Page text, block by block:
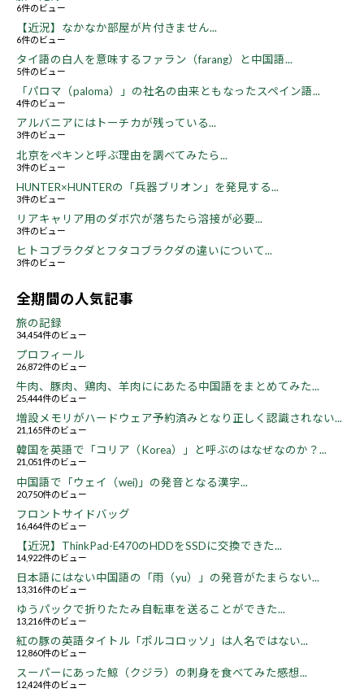
6件のビュー
【近況】なかなか部屋が片付きません...
6件のビュー
タイ語の白人を意味するファラン（farang）と中国語...
5件のビュー
「パロマ（paloma）」の社名の由来ともなったスペイン語...
4件のビュー
アルバニアにはトーチカが残っている...
3件のビュー
北京をペキンと呼ぶ理由を調べてみたら...
3件のビュー
HUNTER×HUNTERの「兵器ブリオン」を発見する...
3件のビュー
リアキャリア用のダボ穴が落ちたら溶接が必要...
3件のビュー
ヒトコブラクダとフタコブラクダの違いについて...
3件のビュー
全期間の人気記事
旅の記録
34,454件のビュー
プロフィール
26,872件のビュー
牛肉、豚肉、鶏肉、羊肉ににあたる中国語をまとめてみた...
25,444件のビュー
増設メモリがハードウェア予約済みとなり正しく認識されない...
21,165件のビュー
韓国を英語で「コリア（Korea）」と呼ぶのはなぜなのか？...
21,051件のビュー
中国語で「ウェイ（wei)」の発音となる漢字...
20,750件のビュー
フロントサイドバッグ
16,464件のビュー
【近況】ThinkPad-E470のHDDをSSDに交換できた...
14,922件のビュー
日本語にはない中国語の「雨（yu）」の発音がたまらない...
13,316件のビュー
ゆうパックで折りたたみ自転車を送ることができた...
13,216件のビュー
紅の豚の英語タイトル「ポルコロッソ」は人名ではない...
12,860件のビュー
スーパーにあった鯨（クジラ）の刺身を食べてみた感想...
12,424件のビュー